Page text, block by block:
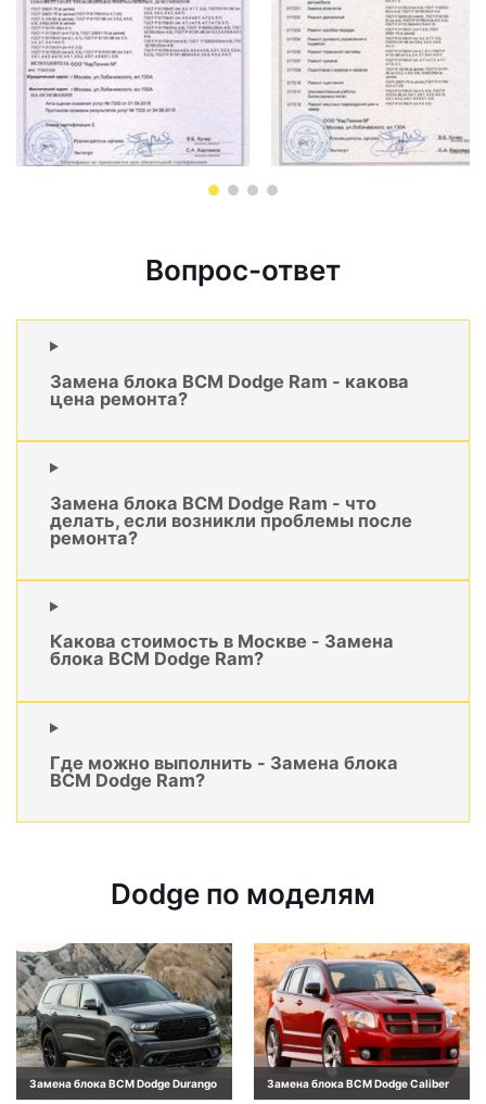
Вопрос-ответ
Замена блока BCM Dodge Ram - какова
цена ремонта?
Замена блока BCM Dodge Ram - что
делать, если возникли проблемы после
ремонта?
Какова стоимость в Москве - Замена
блока BCM Dodge Ram?
Где можно выполнить - Замена блока
BCM Dodge Ram?
Dodge по моделям
Замена блока BCM Dodge Durango Замена блока BCM Dodge Caliber